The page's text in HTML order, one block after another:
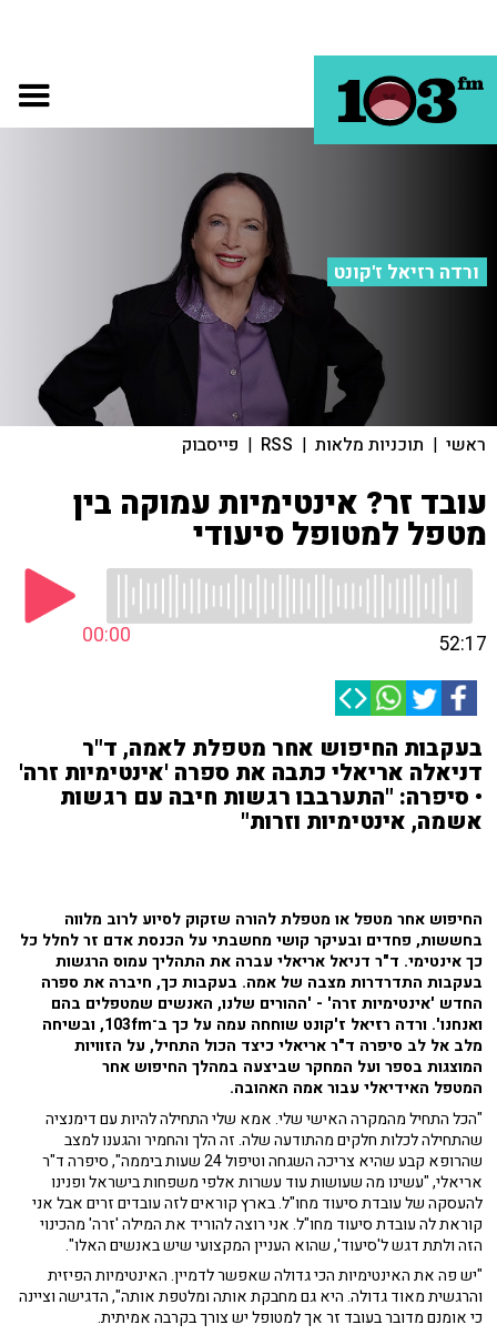
ורדה רזיאל ז'קונט
ראשי | תוכניות מלאות |
RSS
| פייסבוק
עובד זר? אינטימיות עמוקה בין
מטפל למטופל סיעודי
00:00 52:17
בעקבות החיפוש אחר מטפלת לאמה, ד"ר
דניאלה אריאלי כתבה את ספרה 'אינטימיות זרה'
• סיפרה: "התערבבו רגשות חיבה עם רגשות
אשמה, אינטימיות וזרות"
החיפוש אחר מטפל או מטפלת להורה שזקוק לסיוע לרוב מלווה
בחששות, פחדים ובעיקר קושי מחשבתי על הכנסת אדם זר לחלל כל
כך אינטימי. ד"ר דניאל אריאלי עברה את התהליך עמוס הרגשות
בעקבות התדרדרות מצבה של אמה. בעקבות כך, חיברה את ספרה
החדש 'אינטימיות זרה' - 'ההורים שלנו, האנשים שמטפלים בהם
ואנחנו'. ורדה רזיאל ז'קונט שוחחה עמה על כך ב־103fm, ובשיחה
מלב אל לב סיפרה ד"ר אריאלי כיצד הכול התחיל, על הזוויות
המוצגות בספר ועל המחקר שביצעה במהלך החיפוש אחר
המטפל האידיאלי עבור אמה האהובה.
"הכל התחיל מהמקרה האישי שלי. אמא שלי התחילה להיות עם דימנציה
שהתחילה לכלות חלקים מהתודעה שלה. זה הלך והחמיר והגענו למצב
שהרופא קבע שהיא צריכה השגחה וטיפול 24 שעות ביממה", סיפרה ד"ר
אריאלי, "עשינו מה שעושות עוד עשרות אלפי משפחות בישראל ופנינו
להעסקה של עובדת סיעוד מחו"ל. בארץ קוראים לזה עובדים זרים אבל אני
קוראת לה עובדת סיעוד מחו"ל. אני רוצה להוריד את המילה 'זרה' מהכינוי
הזה ולתת דגש ל'סיעוד', שהוא העניין המקצועי שיש באנשים האלו".
"יש פה את האינטימיות הכי גדולה שאפשר לדמיין. האינטימיות הפיזית
והרגשית מאוד גדולה. היא גם מחבקת אותה ומלטפת אותה", הדגישה וציינה
כי אומנם מדובר בעובד זר אך למטופל יש צורך בקרבה אמיתית.